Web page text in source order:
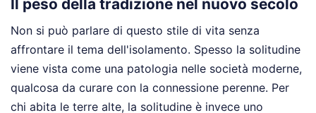
Il peso della tradizione nel nuovo secolo
Non si può parlare di questo stile di vita senza
affrontare il tema dell'isolamento. Spesso la solitudine
viene vista come una patologia nelle società moderne,
qualcosa da curare con la connessione perenne. Per
chi abita le terre alte, la solitudine è invece uno